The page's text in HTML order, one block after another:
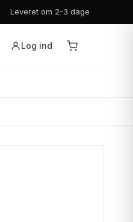
Leveret om 2-3 dage
Log ind